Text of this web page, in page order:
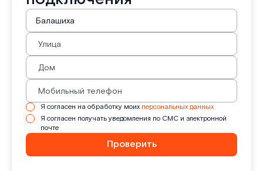
Я согласен на обработку моих персональных данных
Я согласен получать уведомления по СМС и электронной
почте
Проверить